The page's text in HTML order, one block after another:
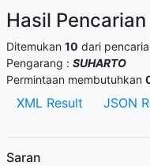
Hasil Pencarian
Ditemukan 10 dari
Pengarang : SUHARTO
Permintaan membutuhkan
XML Result JSON
Saran